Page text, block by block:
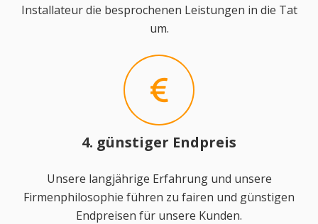
Installateur die besprochenen Leistungen in die Tat
um.
4. günstiger Endpreis
Unsere langjährige Erfahrung und unsere
Firmenphilosophie führen zu fairen und günstigen
Endpreisen für unsere Kunden.